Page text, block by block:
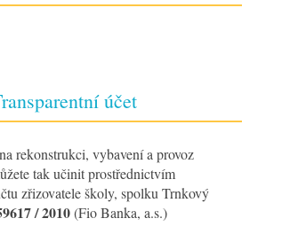
účet
rekonstrukci, vybavení a provoz
tak učinit prostřednictvím
zřizovatele školy, spolku Trnkový
/ 2010(Fio Banka, a.s.)